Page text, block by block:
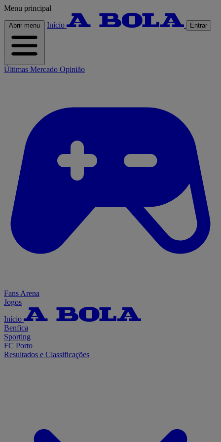
Menu principal
Abrir menu Início Entrar
Últimas Mercado Opinião
Fans Arena
Jogos
Início
Benfica
Sporting
FC Porto
Resultados e Classificações